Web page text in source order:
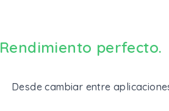
Rendimiento perfecto.
Desde cambiar entre